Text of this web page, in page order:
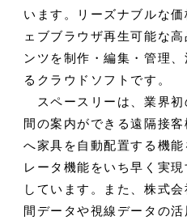
います。リーズナブルな
ェブブラウザ再生可能な
ンツを制作・編集・管理
るクラウドソフトです。
スペースリーは、業界初
間の案内ができる遠隔接
へ家具を自動配置する機
レータ機能をいち早く実
しています。また、株式
間データや視線データの